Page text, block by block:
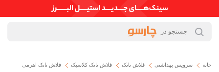
خانه سرویس بهداشتی فلاش تانک فلاش تانک کلاسیک فلاش تانک اهرمی